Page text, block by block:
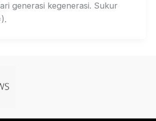
generasi kegenerasi. Sukur